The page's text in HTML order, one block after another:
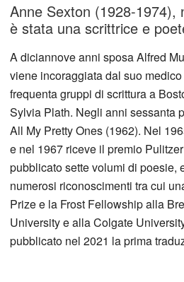
Anne Sexton (1928-
è stata una scrittrice e
A diciannove anni sposa Alfred
viene incoraggiata dal suo
frequenta gruppi di scrittura a
Sylvia Plath. Negli anni sessanta
All My Pretty Ones (1962). Nel
e nel 1967 riceve il premio
pubblicato sette volumi di poesie,
numerosi riconoscimenti tra cui
Prize e la Frost Fellowship alla
University e alla Colgate
pubblicato nel 2021 la prima